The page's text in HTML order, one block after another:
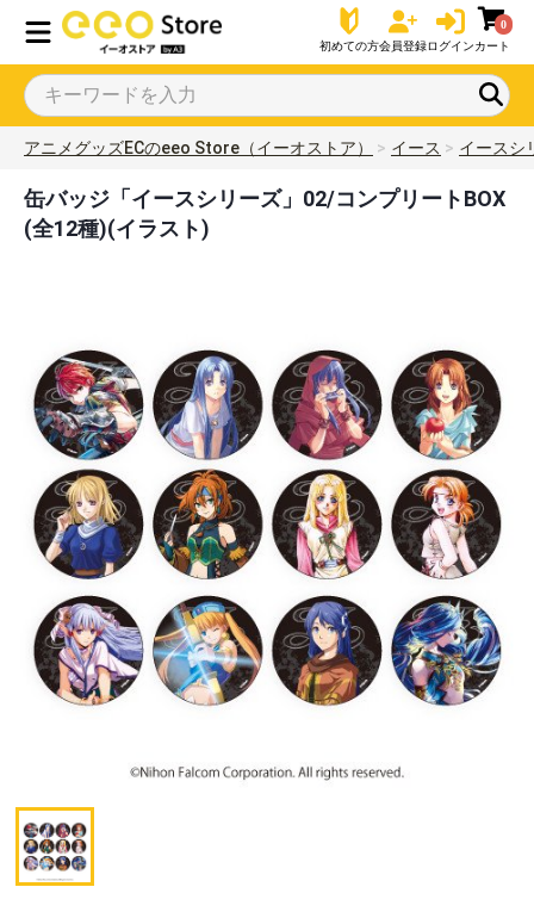
初めての方会員登録ログイン
0
カート
アニメグッズECのeeo Store（イーオストア） イース イースシ
缶バッジ「イースシリーズ」02/コンプリートBOX
(全12種)(イラスト)